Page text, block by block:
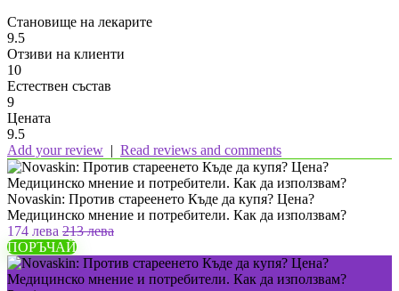
Становище на лекарите
9.5
Отзиви на клиенти
10
Естествен състав
9
Цената
9.5
Add your review | Read reviews and comments
Novaskin: Против стареенето Къде да купя? Цена?
Медицинско мнение и потребители. Как да използвам?
174 лева 213 лева
ПОРЪЧАЙ